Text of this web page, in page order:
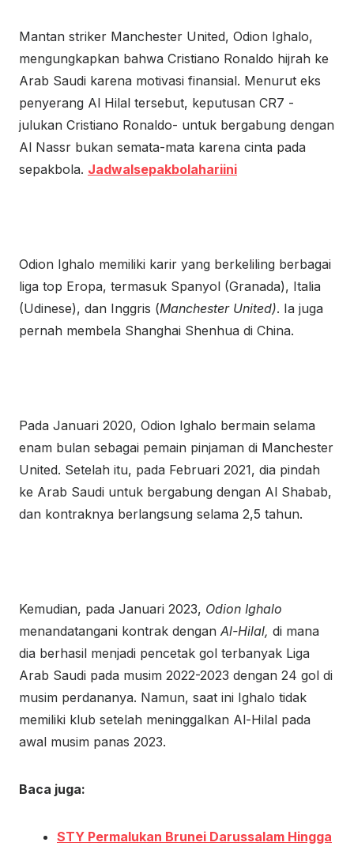
Mantan striker Manchester United, Odion Ighalo,
mengungkapkan bahwa Cristiano Ronaldo hijrah ke
Arab Saudi karena motivasi finansial. Menurut eks
penyerang Al Hilal tersebut, keputusan CR7 -
julukan Cristiano Ronaldo- untuk bergabung dengan
Al Nassr bukan semata-mata karena cinta pada
sepakbola. Jadwalsepakbolahariini
Odion Ighalo memiliki karir yang berkeliling berbagai
liga top Eropa, termasuk Spanyol (Granada), Italia
(Udinese), dan Inggris (Manchester United). Ia juga
pernah membela Shanghai Shenhua di China.
Pada Januari 2020, Odion Ighalo bermain selama
enam bulan sebagai pemain pinjaman di Manchester
United. Setelah itu, pada Februari 2021, dia pindah
ke Arab Saudi untuk bergabung dengan Al Shabab,
dan kontraknya berlangsung selama 2,5 tahun.
Kemudian, pada Januari 2023, Odion Ighalo
menandatangani kontrak dengan Al-Hilal, di mana
dia berhasil menjadi pencetak gol terbanyak Liga
Arab Saudi pada musim 2022-2023 dengan 24 gol di
musim perdananya. Namun, saat ini Ighalo tidak
memiliki klub setelah meninggalkan Al-Hilal pada
awal musim panas 2023.
Baca juga:
STY Permalukan Brunei Darussalam Hingga